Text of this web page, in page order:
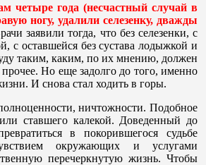
четыре года (несчастный случай в
ногу, удалили селезенку, дважды
заявили тогда, что без селезенки, с
с оставшейся без сустава лодыжкой и
таким, каким, по их мнению, должен
прочее. Но еще задолго до того, именно
И снова стал ходить в горы.
ничтожности. Подобное
ставшего калекой. Доведенный до
в покорившегося судьбе
окружающих и услугами
перечеркнутую жизнь. Чтобы